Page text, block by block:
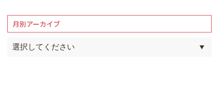
月別アーカイブ